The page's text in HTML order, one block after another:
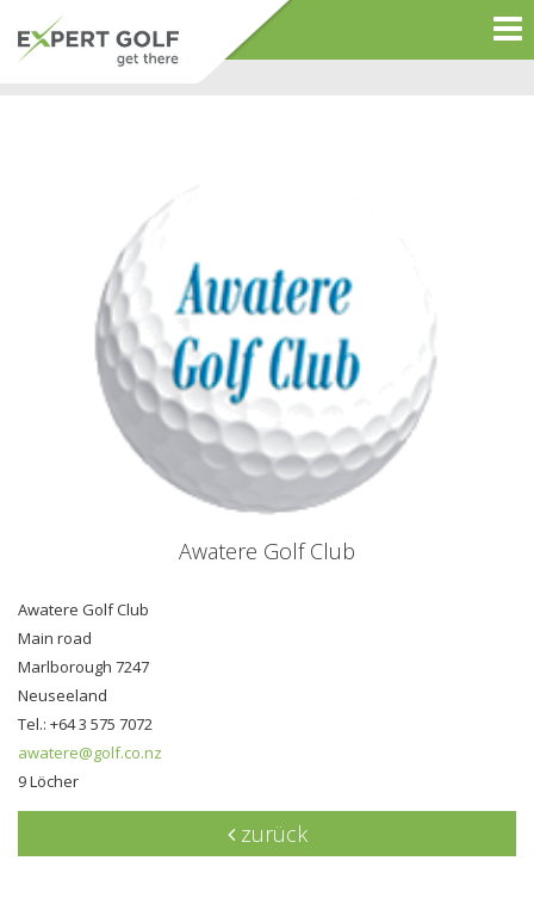
Awatere Golf Club
Awatere Golf Club
Main road
Marlborough 7247
Neuseeland
Tel.: +64 3 575 7072
awatere@golf.co.nz
9 Löcher
zurück